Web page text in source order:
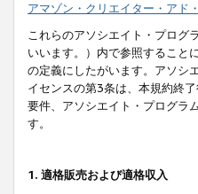
アマゾン・クリエイター・アド
これらのアソシエイト・プログ
いいます。）内で参照すること
の定義にしたがいます。アソシ
イセンスの第3条は、本規約終
要件、アソシエイト・プログラ
す。
1. 適格販売および適格収入